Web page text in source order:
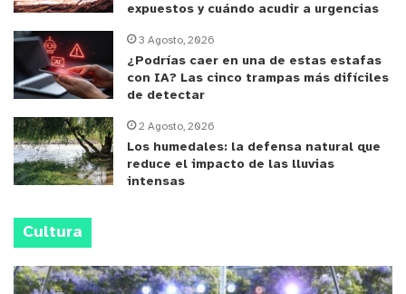
expuestos y cuándo acudir a urgencias
3 Agosto, 2026
¿Podrías caer en una de estas estafas
con IA? Las cinco trampas más difíciles
de detectar
2 Agosto, 2026
Los humedales: la defensa natural que
reduce el impacto de las lluvias
intensas
Cultura